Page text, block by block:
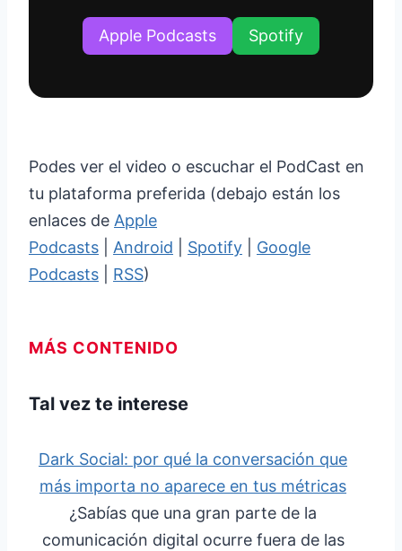
Apple Podcasts Spotify
Podes ver el video o escuchar el PodCast en
tu plataforma preferida (debajo están los
enlaces de Apple
Podcasts
Android Spotify
Google
Podcasts
RSS)
MÁS CONTENIDO
Tal vez te interese
Dark Social: por qué la conversación que
más importa no aparece en tus métricas
¿Sabías que una gran parte de la
comunicación digital ocurre fuera de las